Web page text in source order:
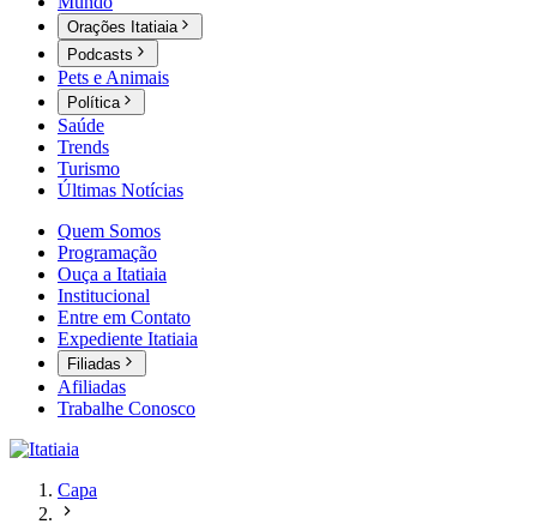
Orações Itatiaia
Podcasts
Pets e Animais
Política
Saúde
Trends
Turismo
Últimas Notícias
Quem Somos
Programação
Ouça a Itatiaia
Institucional
Entre em Contato
Expediente Itatiaia
Filiadas
Afiliadas
Trabalhe Conosco
Capa